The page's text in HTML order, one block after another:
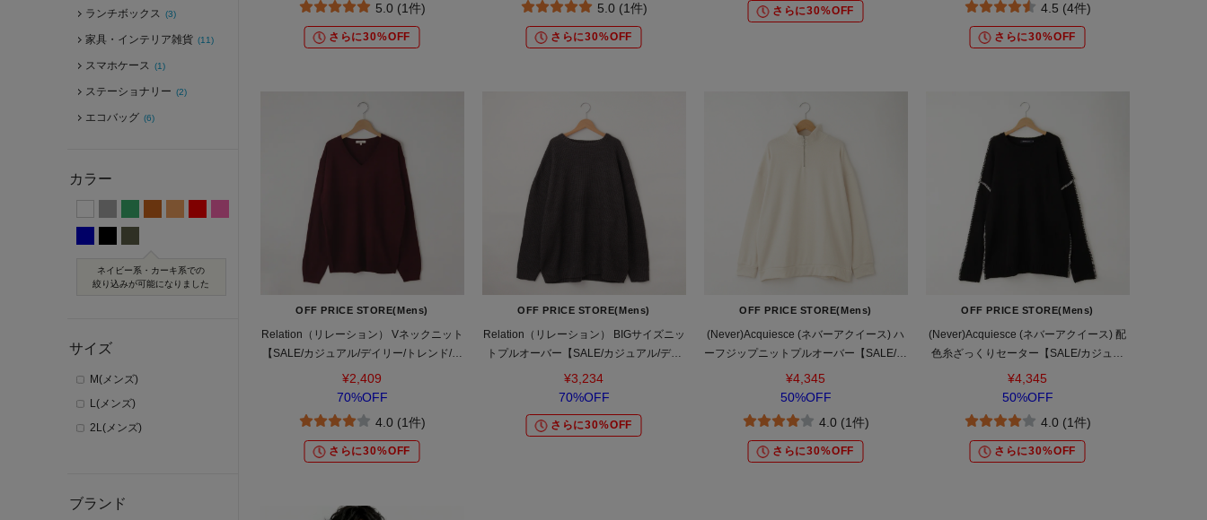
ランチボックス (3)
家具・インテリア雑貨 (11)
スマホケース (1)
ステーショナリー (2)
エコバッグ (6)
カラー
ネイビー系・カーキ系での
絞り込みが可能になりました
サイズ
M(メンズ)
L(メンズ)
2L(メンズ)
ブランド
5.0 (1件)
さらに30%OFF
5.0 (1件)
さらに30%OFF
さらに30%OFF
4.5 (4件)
さらに30%OFF
OFF PRICE STORE(Mens)
Relation（リレーション） Vネックニット
【SALE/カジュアル/デイリー/トレンド/き
れいめカジュアル】
¥2,409
70%OFF
4.0 (1件)
さらに30%OFF
OFF PRICE STORE(Mens)
Relation（リレーション） BIGサイズニッ
トプルオーバー【SALE/カジュアル/デイ
リー/トレンド/ルーズシルエット/ゆった
り】
¥3,234
70%OFF
さらに30%OFF
OFF PRICE STORE(Mens)
(Never)Acquiesce (ネバーアクイース) ハ
ーフジップニットプルオーバー【SALE/カ
ジュアル/デイリー/トレンド/ストリート/
スポーティースタイル】
¥4,345
50%OFF
4.0 (1件)
さらに30%OFF
OFF PRICE STORE(Mens)
(Never)Acquiesce (ネバーアクイース) 配
色糸ざっくりセーター【SALE/カジュア
ル/デイリー/トレンド/ルーズシルエット/
ゆったり】
¥4,345
50%OFF
4.0 (1件)
さらに30%OFF